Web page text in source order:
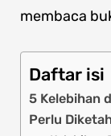
membaca
Daftar isi
5 Kelebihan
Perlu